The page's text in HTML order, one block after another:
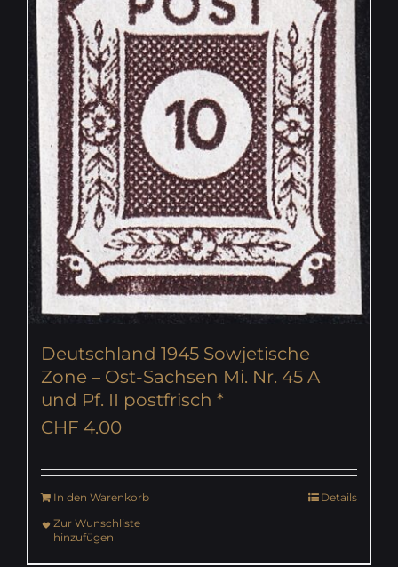
Deutschland 1945 Sowjetische
Zone – Ost-Sachsen Mi. Nr. 45 A
und Pf. II postfrisch *
CHF 4.00
In den Warenkorb
Details
Zur Wunschliste
hinzufügen